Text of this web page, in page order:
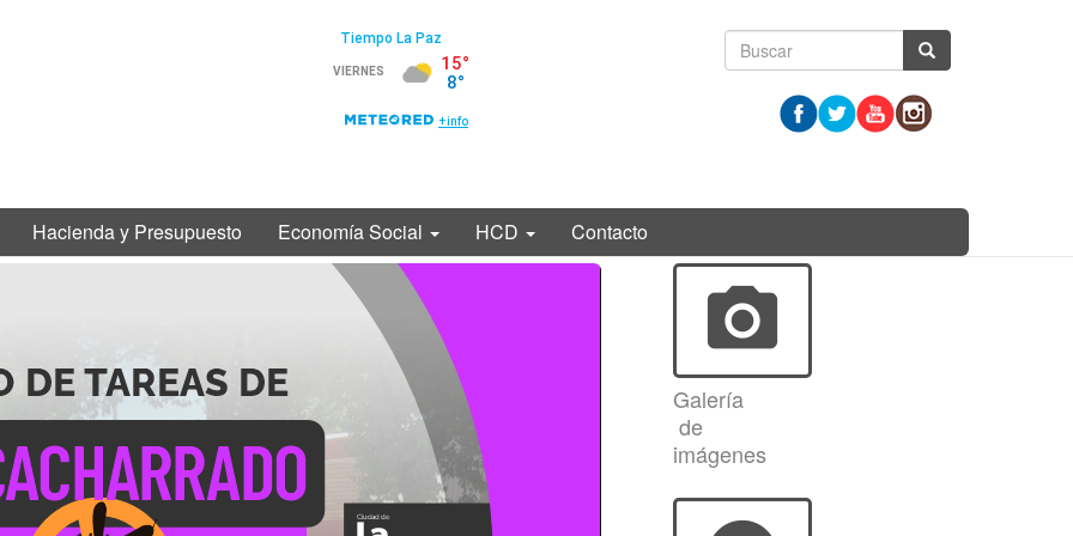
Formulario
búsqueda
Hacienda y Presupuesto Economía Social HCD Contacto
photo_camera
Galería
de
imágenes